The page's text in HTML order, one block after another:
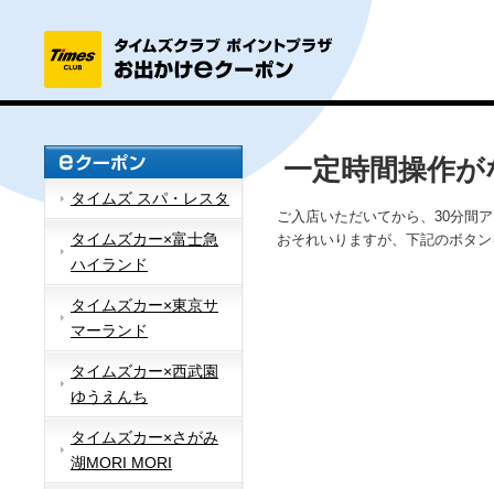
タイムズ スパ・レスタ
タイムズカー×富士急
ハイランド
タイムズカー×東京サ
マーランド
タイムズカー×西武園
ゆうえんち
タイムズカー×さがみ
湖MORI MORI
一定時間操作
ご入店いただいてから、30分間
おそれいりますが、下記のボタ